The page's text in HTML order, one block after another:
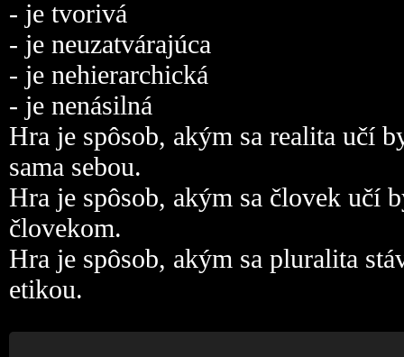
- je tvorivá
- je neuzatvárajúca
- je nehierarchická
- je nenásilná
Hra je spôsob, akým sa realita učí
sama sebou.
Hra je spôsob, akým sa človek učí
človekom.
Hra je spôsob, akým sa pluralita
etikou.